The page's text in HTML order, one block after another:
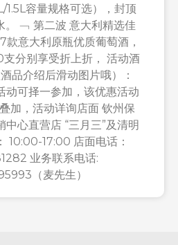
容量规格可选），封顶
。 ﹁ 第二波 意大利精选佳
款意大利原瓶优质葡萄酒，
分别享受折上折， 活动酒
品介绍后滑动图片哦）：
动可择一参加，该优惠活动
加，活动详询店面 钦州保
心直营店 “三月三”及清明
10:00-17:00 店面电话：
业务联系电话:
（麦先生）